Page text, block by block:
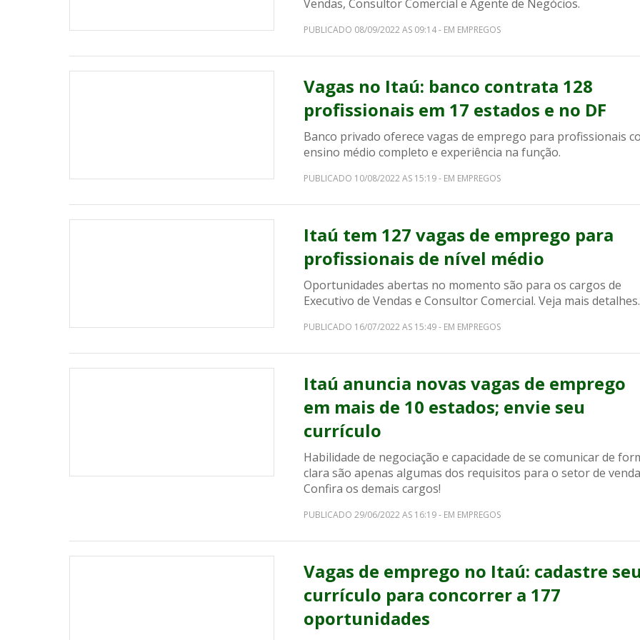
Vendas, Consultor Comercial e Agente de Negócios.
PUBLICADO 08/09/2022 AS 09:14 - EM EMPREGOS
Vagas no Itaú: banco contrata 128
profissionais em 17 estados e no DF
Banco privado oferece vagas de emprego para profissionais
ensino médio completo e experiência na função.
PUBLICADO 10/08/2022 AS 15:19 - EM EMPREGOS
Itaú tem 127 vagas de emprego para
profissionais de nível médio
Oportunidades abertas no momento são para os cargos de
Executivo de Vendas e Consultor Comercial. Veja mais detalhes.
PUBLICADO 16/07/2022 AS 15:49 - EM EMPREGOS
Itaú anuncia novas vagas de emprego
em mais de 10 estados; envie seu
currículo
Habilidade de negociação e capacidade de se comunicar de
clara são apenas algumas dos requisitos para o setor de
Confira os demais cargos!
PUBLICADO 29/06/2022 AS 16:19 - EM EMPREGOS
Vagas de emprego no Itaú: cadastre
currículo para concorrer a 177
oportunidades